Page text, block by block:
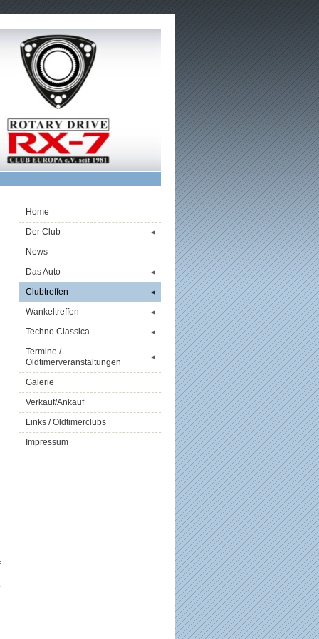
Home
Der Club
◄
News
Das Auto
◄
Clubtreffen ◄
Wankeltreffen ◄
Techno Classica ◄
Termine /
Oldtimerveranstaltungen
◄
Galerie
Verkauf/Ankauf
Links / Oldtimerclubs
Impressum